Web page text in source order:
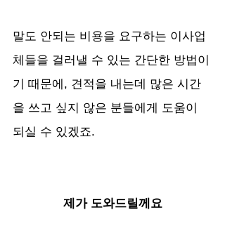
말도 안되는 비용을 요구하는 이사업
체들을 걸러낼 수 있는 간단한 방법이
기 때문에, 견적을 내는데 많은 시간
을 쓰고 싶지 않은 분들에게 도움이
되실 수 있겠죠.
제가 도와드릴께요